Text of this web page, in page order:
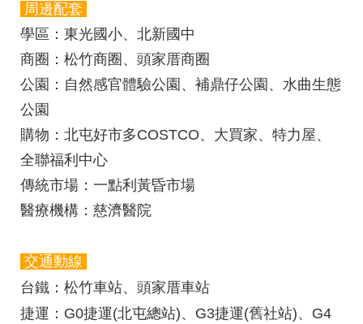
周邊配套
學區 ：東光國小、北新國中
商圈 ：松竹商圈、頭家厝商圈
公園 ：自然感官體驗公園、補鼎仔公園、水曲生態
公園
購物 ：北屯好市多COSTCO、大買家、特力屋、
全聯福利中心
傳統市場 ：一點利黃昏市場
醫療機構 ：慈濟醫院
交通動線
台鐵 ：松竹車站、頭家厝車站
捷運 ：G0捷運(北屯總站)、G3捷運(舊社站)、G4